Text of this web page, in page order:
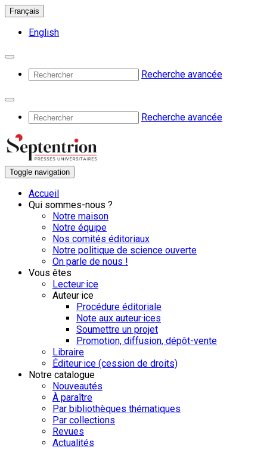
Français
English
Recherche avancée
Recherche avancée
Toggle navigation
Accueil
Qui sommes-nous ?
Notre maison
Notre équipe
Nos comités éditoriaux
Notre politique de science ouverte
On parle de nous !
Vous êtes
Lecteur·ice
Auteur·ice
Procédure éditoriale
Note aux auteur·ices
Soumettre un projet
Promotion, diffusion, dépôt-vente
Libraire
Éditeur·ice (cession de droits)
Notre catalogue
Nouveautés
À paraître
Par bibliothèques thématiques
Par collections
Revues
Actualités